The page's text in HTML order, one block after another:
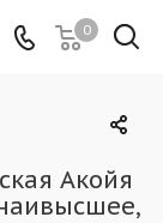
0
Акойя